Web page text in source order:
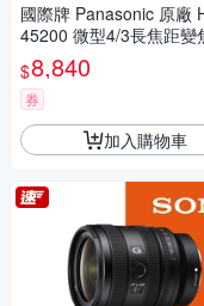
國際牌 Panasonic 原廠
45200 微型4/3長焦距變
LUMIX G X VARIO 45-
單眼鏡頭 相機
$8,840
券
加入購物車